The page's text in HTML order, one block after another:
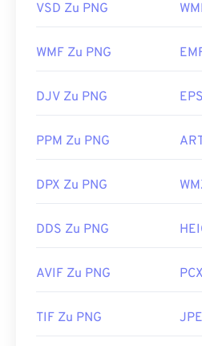
Alternative Programme wie
von PNG-Dateien. PNG-
Einfügen in eine Webseite
insbesondere einen
Erstveröffentlichung:
1.
LifeWire-Artikel zu PNGs
Wiki-Artikel zu PNGs
VSD Zu PNG
WMF Zu PNG
DJV Zu PNG
PPM Zu PNG
DPX Zu PNG
DDS Zu PNG
AVIF Zu PNG
TIF Zu PNG